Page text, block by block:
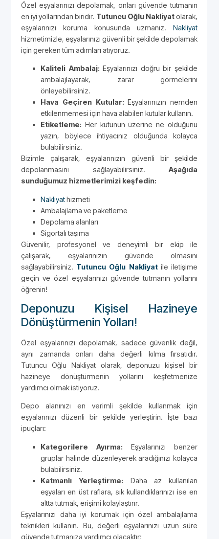
Özel eşyalarınızı depolamak, onları güvende tutmanın
en iyi yollarından biridir. Tutuncu Oğlu Nakliyatolarak,
eşyalarınızı koruma konusunda uzmanız. Nakliyat
hizmetimizle, eşyalarınızı güvenli bir şekilde depolamak
için gereken tüm adımları atıyoruz.
Kaliteli Ambalaj: Eşyalarınızı doğru bir şekilde
ambalajlayarak, zarar görmelerini
önleyebilirsiniz.
Hava Geçiren Kutular: Eşyalarınızın nemden
etkilenmemesi için hava alabilen kutular kullanın.
Etiketleme: Her kutunun üzerine ne olduğunu
yazın, böylece ihtiyacınız olduğunda kolayca
bulabilirsiniz.
Bizimle çalışarak, eşyalarınızın güvenli bir şekilde
depolanmasını sağlayabilirsiniz. Aşağıda
sunduğumuz hizmetlerimizi keşfedin:
Nakliyathizmeti
Ambalajlama ve paketleme
Depolama alanları
Sigortalı taşıma
Güvenilir, profesyonel ve deneyimli bir ekip ile
çalışarak, eşyalarınızın güvende olmasını
sağlayabilirsiniz. Tutuncu Oğlu Nakliyatile iletişime
geçin ve özel eşyalarınızı güvende tutmanın yollarını
öğrenin!
Deponuzu Kişisel Hazineye
Dönüştürmenin Yolları!
Özel eşyalarınızı depolamak, sadece güvenlik değil,
aynı zamanda onları daha değerli kılma fırsatıdır.
Tutuncu Oğlu Nakliyat olarak, deponuzu kişisel bir
hazineye dönüştürmenin yollarını keşfetmenize
yardımcı olmak istiyoruz.
Depo alanınızı en verimli şekilde kullanmak için
eşyalarınızı düzenli bir şekilde yerleştirin. İşte bazı
ipuçları:
Kategorilere Ayırma: Eşyalarınızı benzer
gruplar halinde düzenleyerek aradığınızı kolayca
bulabilirsiniz.
Katmanlı Yerleştirme: Daha az kullanılan
eşyaları en üst raflara, sık kullandıklarınızı ise en
altta tutmak, erişimi kolaylaştırır.
Eşyalarınızı daha iyi korumak için özel ambalajlama
teknikleri kullanın. Bu, değerli eşyalarınızı uzun süre
güvende tutmanıza yardımcı olacaktır: